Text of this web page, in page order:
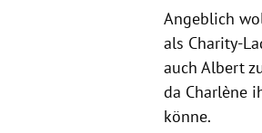
Angeblich
als Charity-
auch Albert
da Charlène
könne.